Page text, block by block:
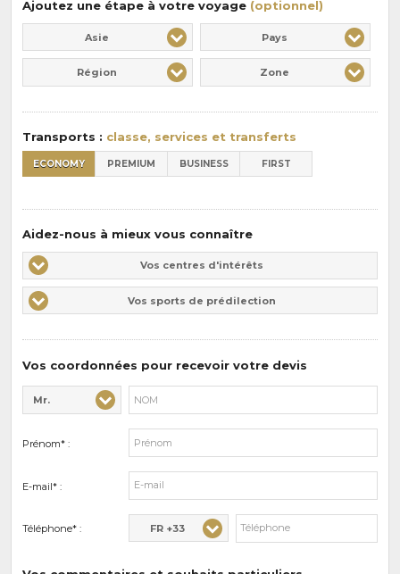
Ajoutez une étape à votre voyage (optionnel)
Asie Pays
Région Zone
Transports : classe, services et transferts
ECONOMY PREMIUM BUSINESS FIRST
Aidez-nous à mieux vous connaître
Vos
centres
d'intérêts
Vos centres d'intérêts
Vos
sports
de
Vos sports de prédilection
Vos coordonnées pour recevoir votre devis
Civilité* :
Mr.
Nom* :
Prénom* :
E-mail* :
Téléphone* : FR +33